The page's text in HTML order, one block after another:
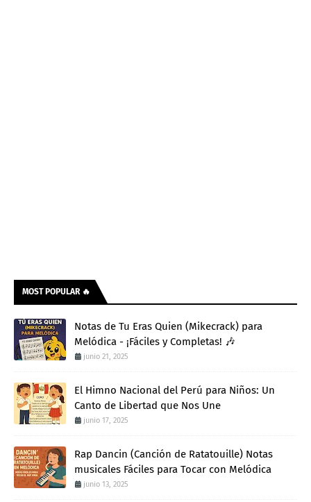
MOST POPULAR 🔥
Notas de Tu Eras Quien (Mikecrack) para
Melódica - ¡Fáciles y Completas! 🎶
junio 21, 2025
El Himno Nacional del Perú para Niños: Un
Canto de Libertad que Nos Une
junio 17, 2025
Rap Dancin (Canción de Ratatouille) Notas
musicales Fáciles para Tocar con Melódica
junio 13, 2025